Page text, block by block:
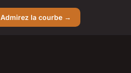
Admirez la courbe →